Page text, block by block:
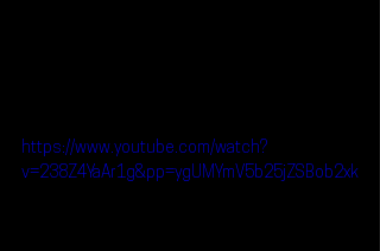
https://www.youtube.com/watch?
v=238Z4YaAr1g&pp=ygUMYmV5b25jZSBob2xk